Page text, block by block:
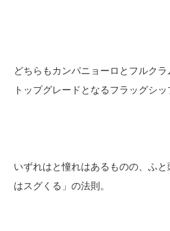
どちらもカンパニョーロとフルクラ
トップグレードとなるフラッグシッ
いずれはと憧れはあるものの、ふ
はスグくる」の法則。